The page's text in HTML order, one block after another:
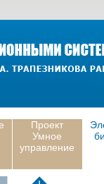
Проект
Умное
управление